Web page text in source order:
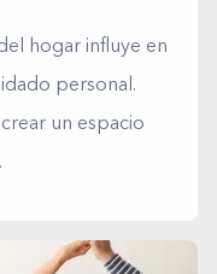
hogar influye en
personal.
un espacio